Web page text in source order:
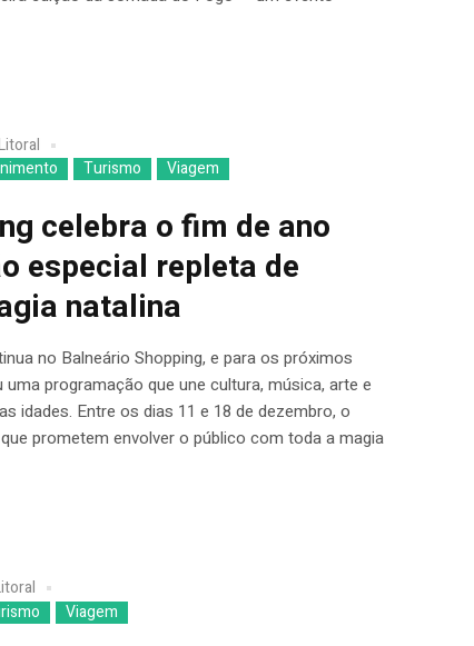
Turismo Viagem
celebra o fim de ano
especial repleta de
natalina
no Balneário Shopping, e para os próximos
programação que une cultura, música, arte e
idades. Entre os dias 11 e 18 de dezembro, o
prometem envolver o público com toda a magia
Viagem